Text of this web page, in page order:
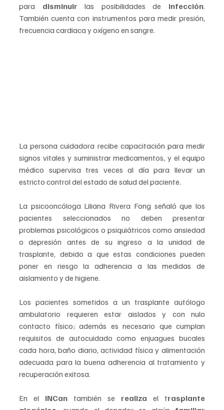
para disminuir las posibilidades de infección.
También cuenta con instrumentos para medir presión,
frecuencia cardiaca y oxígeno en sangre.
La persona cuidadora recibe capacitación para medir
signos vitales y suministrar medicamentos, y el equipo
médico supervisa tres veces al día para llevar un
estricto control del estado de salud del paciente.
La psicooncóloga Liliana Rivera Fong señaló que los
pacientes seleccionados no deben presentar
problemas psicológicos o psiquiátricos como ansiedad
o depresión antes de su ingreso a la unidad de
trasplante, debido a que estas condiciones pueden
poner en riesgo la adherencia a las medidas de
aislamiento y de higiene.
Los pacientes sometidos a un trasplante autólogo
ambulatorio requieren estar aislados y con nulo
contacto físico; además es necesario que cumplan
requisitos de autocuidado como enjuagues bucales
cada hora, baño diario, actividad física y alimentación
adecuada para la buena adherencia al tratamiento y
recuperación exitosa.
En el INCan también se realiza el trasplante